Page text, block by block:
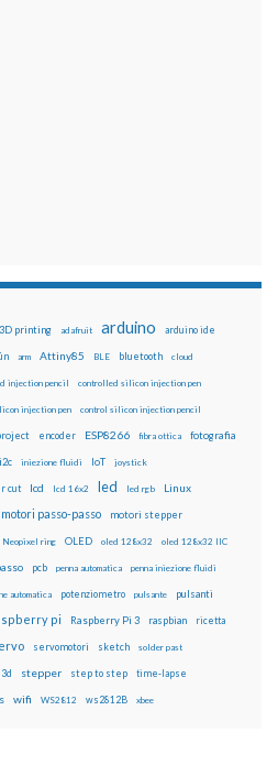
3D printing adafruit arduino arduino ide
arm Attiny85 BLE bluetooth cloud
injection pencil controlled silicon injection pen
injection pen control silicon injection pencil
encoder ESP8266 fibra ottica fotografia
i2c iniezione fluidi IoT joystick
cut lcd lcd 16x2 led led rgb Linux
motori passo-passo motori stepper
Neopixel ring OLED oled 128x32 oled 128x32 IIC
pcb penna automatica penna iniezione fluidi
automatica potenziometro pulsante pulsanti
pi Raspberry Pi 3 raspbian ricetta
servomotori sketch solder past
stepper step to step time-lapse
wifi WS2812 ws2812B xbee